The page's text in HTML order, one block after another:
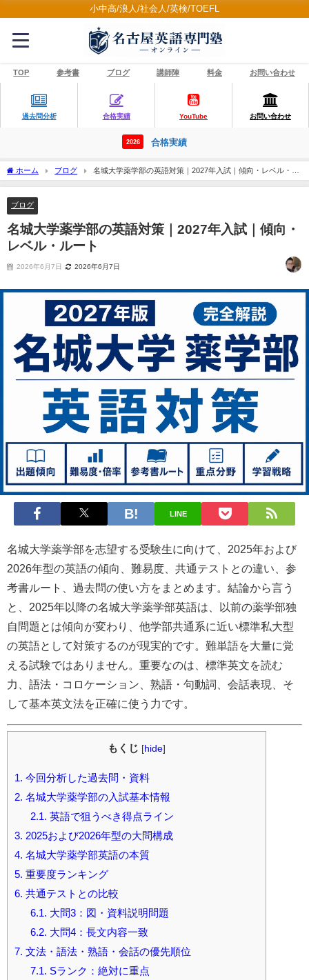
小中高/浪人/社会人/英検/TOEFL
TOP 参考書 ブログ 講師陣 料金 お問い合わせ
過去問分析 合格実績 YouTube お問い合わせ
2026 合格実績
ホーム ブログ
名城大学薬学部の英語対策｜2027年入試｜傾向・レベル・ル
ート
ブログ
名城大学薬学部の英語対策｜2027年入試｜傾向・
レベル・ルート
2026年6月7日 2026年6月7日
LINE
名城大学薬学部を志望する受験生に向けて、2025年および
2026年型の英語の傾向、難易度、共通テストとの違い、参
考書ルート、過去問の使い方をまとめます。結論から言う
と、2025年以降の名城大学薬学部英語は、以前の薬学部独
自問題とは傾向が変わり、他学部共通系に近い標準私大型
の英語として対策するのが現実的です。難単語を大量に覚
える試験ではありません。重要なのは、標準英文を読む
力、語法・コロケーション、熟語・句動詞、会話表現、そ
して基本英文法を正確に使う力です。
もくじ [hide]
1. 今回分析した過去問・資料
2. 名城大学薬学部の入試基本情報
2.1. 英語で狙うべき得点ライン
3. 2025および2026年型の大問構成
4. 名城大学薬学部英語の本質
5. 重要度ランキング
6. 共通テストとの比較
6.1. 大問3：図・資料説明問題
6.2. 大問4：長文内容一致
7. 文法・語法・熟語・会話の優先順位
7.1. Sランク：絶対に重点